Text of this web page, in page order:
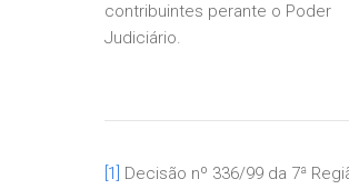
contribuintes perante o Poder
Judiciário.
[1]
Decisão nº 336/99 da 7ª